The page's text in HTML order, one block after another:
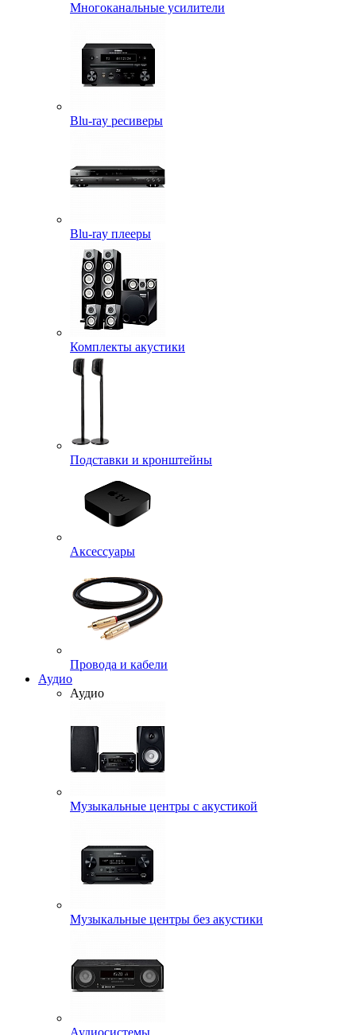
Многоканальные усилители
Blu-ray ресиверы
Blu-ray плееры
Комплекты акустики
Подставки и кронштейны
Аксессуары
Провода и кабели
Аудио
Аудио
Музыкальные центры с акустикой
Музыкальные центры без акустики